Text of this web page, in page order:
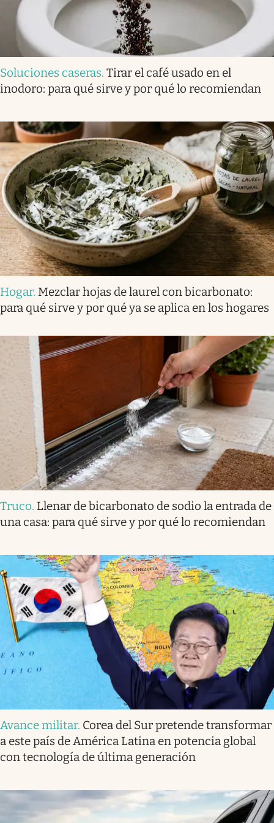
Soluciones caseras. Tirar el café usado en el
inodoro: para qué sirve y por qué lo recomiendan
Hogar. Mezclar hojas de laurel con bicarbonato:
para qué sirve y por qué ya se aplica en los hogares
Truco. Llenar de bicarbonato de sodio la entrada de
una casa: para qué sirve y por qué lo recomiendan
Avance militar. Corea del Sur pretende transformar
a este país de América Latina en potencia global
con tecnología de última generación